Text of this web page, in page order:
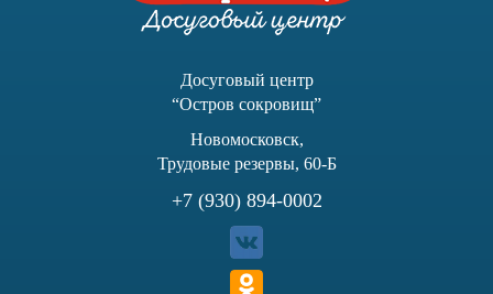
Досуговый центр
“Остров сокровищ”
Новомосковск,
Трудовые резервы, 60-Б
+7 (930) 894-0002